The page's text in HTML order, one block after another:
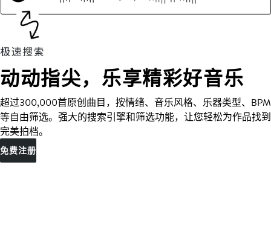
动动指尖，乐享精彩好音乐
超过300,000首原创曲目，按情绪、音乐风格、乐器类型、BPM
等自由筛选。强大的搜索引擎和筛选功能，让您轻松为作品找到
完美拍档。
免费注册